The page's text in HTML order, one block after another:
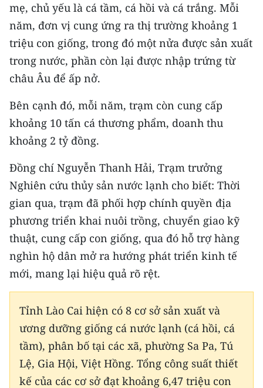
NHÂN DÂN CUỐI TUẦN
NHÂN DÂN HẰNG THÁNG
MUA BÁO
ENGLISH
中文
FRANÇAIS
РУССКИЙ
ESPAÑOL
한국어
mẹ, chủ yếu là cá tầm, cá hồi và cá trắng. Mỗi
năm, đơn vị cung ứng ra thị trường khoảng 1
triệu con giống, trong đó một nửa được sản xuất
trong nước, phần còn lại được nhập trứng từ
châu Âu để ấp nở.
Bên cạnh đó, mỗi năm, trạm còn cung cấp
khoảng 10 tấn cá thương phẩm, doanh thu
khoảng 2 tỷ đồng.
Đồng chí Nguyễn Thanh Hải, Trạm trưởng
Nghiên cứu thủy sản nước lạnh cho biết: Thời
gian qua, trạm đã phối hợp chính quyền địa
phương triển khai nuôi trồng, chuyển giao kỹ
thuật, cung cấp con giống, qua đó hỗ trợ hàng
nghìn hộ dân mở ra hướng phát triển kinh tế
mới, mang lại hiệu quả rõ rệt.
Tỉnh Lào Cai hiện có 8 cơ sở sản xuất và
ương dưỡng giống cá nước lạnh (cá hồi, cá
tầm), phân bố tại các xã, phường Sa Pa, Tú
Lệ, Gia Hội, Việt Hồng. Tổng công suất thiết
kế của các cơ sở đạt khoảng 6,47 triệu con